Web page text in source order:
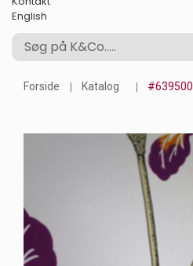
English
Forside Katalog #639500